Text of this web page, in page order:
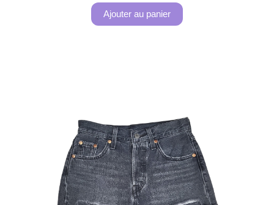
Ajouter au panier